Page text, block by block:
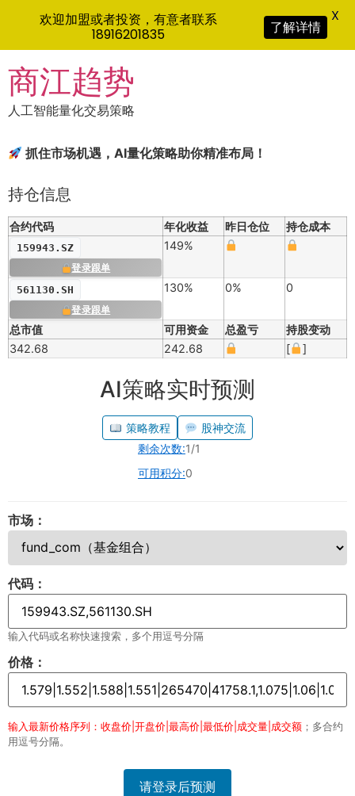
to
content
商江趋势
人工智能量化交易策略
抓住市场机遇，AI量化策略助你精准布局！
持仓信息
合约代码 年化收益 昨日仓位 持仓成本
159943.SZ
登录跟单
149%
561130.SH
登录跟单
130% 0% 0
总市值 可用资金 总盈亏
持股变动
342.68
242.68 [ ]
AI策略实时预测
策略教程
股神交流
剩余次数:1/1
可用积分:0
市场：
代码：
输入代码或名称快速搜索，多个用逗号分隔
价格：
输入最新价格序列：收盘价|开盘价|最高价|最低价|成交量|成交额 ；多合约
用逗号分隔。
请登录后预测
欢迎加盟或者投资，有意者联系
18916201835
了解详情
X